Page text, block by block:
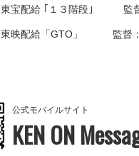
東宝配給 ｢１３階段｣ 監督
東映配給「GTO」 監督：
公式モバイルサイト
KEN ON